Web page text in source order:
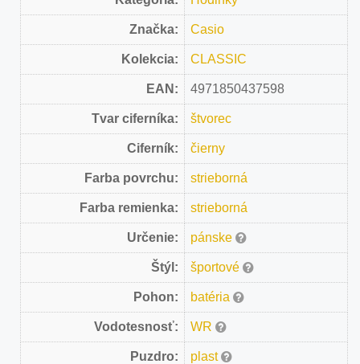
Značka: Casio
Kolekcia: CLASSIC
EAN: 4971850437598
Tvar ciferníka: štvorec
Ciferník: čierny
Farba povrchu: strieborná
Farba remienka: strieborná
Určenie: pánske
Štýl: športové
Pohon: batéria
Vodotesnosť: WR
Puzdro: plast